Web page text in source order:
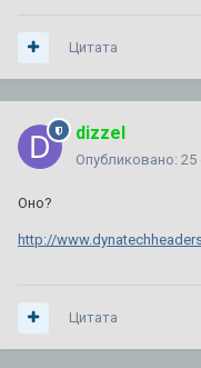
Цитата
dizzel
Опубликовано: 25
Оно?
http://
Цитата